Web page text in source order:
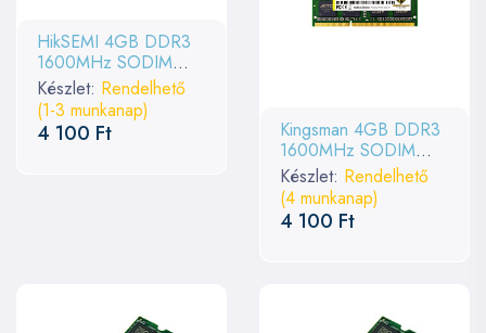
HikSEMI 4GB DDR3
1600MHz SODIMM
Hiker Black
Készlet: Rendelhető
(1-3 munkanap)
4 100 Ft
Kingsman 4GB DDR3
1600MHz SODIMM
Values
Készlet: Rendelhető
(4 munkanap)
4 100 Ft